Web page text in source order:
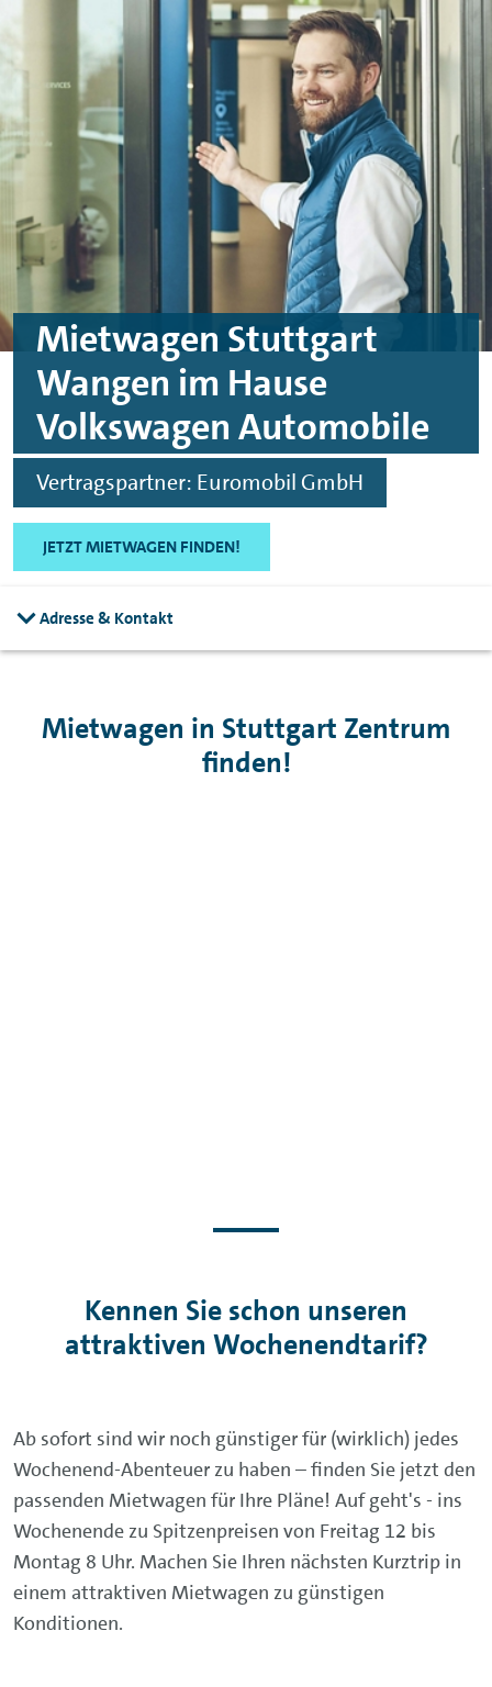
Skip to main content
Skip to footer
Mietwagen Stuttgart
Wangen im Hause
Volkswagen Automobile
Vertragspartner: Euromobil GmbH
JETZT MIETWAGEN FINDEN!
Adresse & Kontakt
Mietwagen in Stuttgart Zentrum
finden!
Kennen Sie schon unseren
attraktiven Wochenendtarif?
Ab sofort sind wir noch günstiger für (wirklich) jedes
Wochenend-Abenteuer zu haben – finden Sie jetzt den
passenden Mietwagen für Ihre Pläne! Auf geht's - ins
Wochenende zu Spitzenpreisen von Freitag 12 bis
Montag 8 Uhr. Machen Sie Ihren nächsten Kurztrip in
einem attraktiven Mietwagen zu günstigen
Konditionen.